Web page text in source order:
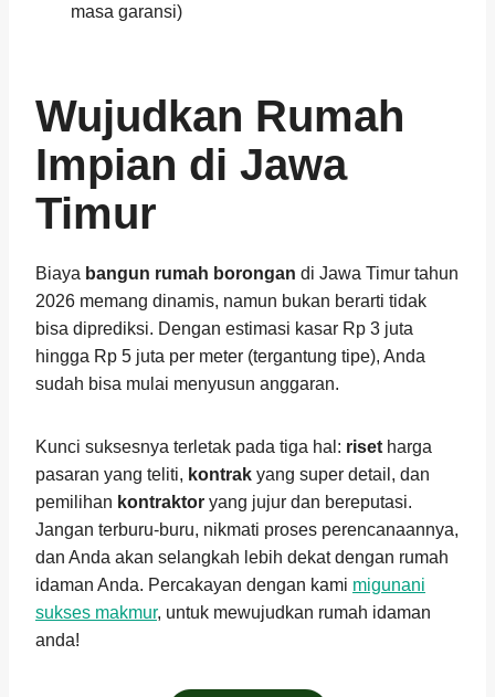
masa garansi)
Wujudkan Rumah
Impian di Jawa
Timur
Biaya bangun rumah borongan di Jawa Timur tahun
2026 memang dinamis, namun bukan berarti tidak
bisa diprediksi. Dengan estimasi kasar Rp 3 juta
hingga Rp 5 juta per meter (tergantung tipe), Anda
sudah bisa mulai menyusun anggaran.
Kunci suksesnya terletak pada tiga hal: riset harga
pasaran yang teliti, kontrak yang super detail, dan
pemilihan kontraktor yang jujur dan bereputasi.
Jangan terburu-buru, nikmati proses perencanaannya,
dan Anda akan selangkah lebih dekat dengan rumah
idaman Anda. Percakayan dengan kami migunani
sukses makmur, untuk mewujudkan rumah idaman
anda!